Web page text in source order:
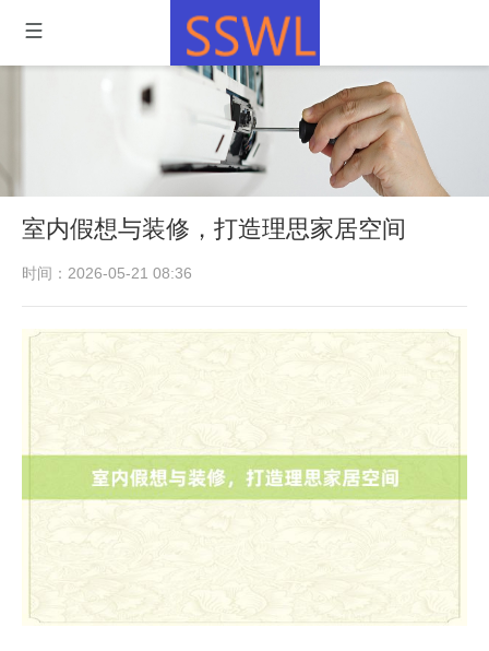
室内假想与装修，打造理思家居空间
时间：2026-05-21 08:36